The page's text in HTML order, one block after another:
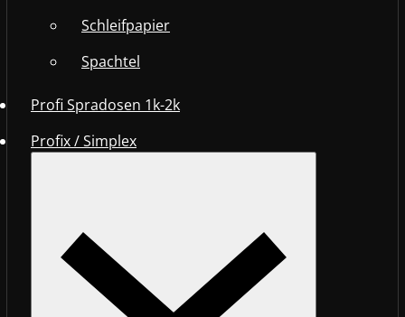
Schleifpapier
Spachtel
Profi Spradosen 1k-2k
Profix / Simplex